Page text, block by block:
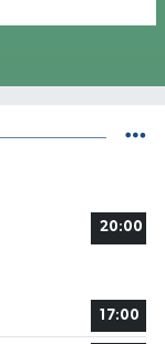
20:00
17:00